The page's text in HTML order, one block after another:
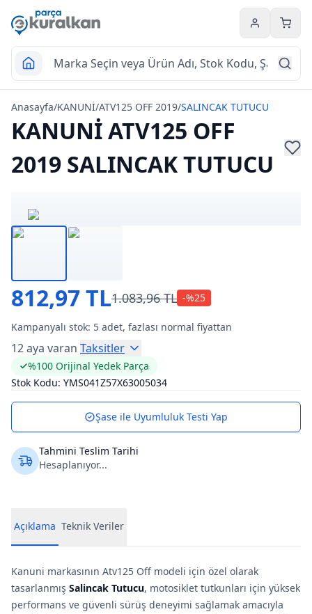
Hesabım
Anasayfa/KANUNİ/ATV125 OFF 2019/SALINCAK TUTUCU
KANUNİ ATV125 OFF
2019 SALINCAK TUTUCU
812,97 TL1.083,96 TL -%25
Kampanyalı stok: 5 adet, fazlası normal fiyattan
12 aya varan Taksitler
%100 Orijinal Yedek Parça
Stok Kodu: YMS041Z57X63005034
Şase ile Uyumluluk Testi Yap
Tahmini Teslim Tarihi
Hesaplanıyor...
Açıklama Teknik Veriler
Kanuni markasının Atv125 Off modeli için özel olarak
tasarlanmış Salincak Tutucu, motosiklet tutkunları için yüksek
performans ve güvenli sürüş deneyimi sağlamak amacıyla